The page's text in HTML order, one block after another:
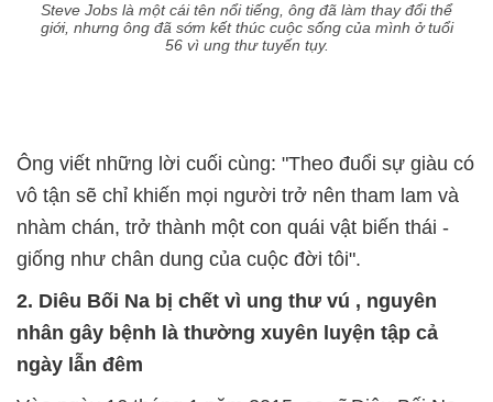
Steve Jobs là một cái tên nổi tiếng, ông đã làm thay đổi thể
giới, nhưng ông đã sớm kết thúc cuộc sống của mình ở tuổi
56 vì ung thư tuyến tụy.
Ông viết những lời cuối cùng: "Theo đuổi sự giàu có
vô tận sẽ chỉ khiến mọi người trở nên tham lam và
nhàm chán, trở thành một con quái vật biến thái -
giống như chân dung của cuộc đời tôi".
2. Diêu Bối Na bị chết vì ung thư vú , nguyên
nhân gây bệnh là thường xuyên luyện tập cả
ngày lẫn đêm